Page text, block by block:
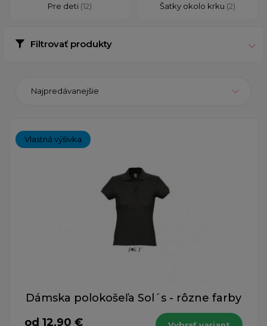
Pre deti (12) Šatky okolo krku (2)
Filtrovať produkty
Najpredávanejšie
Vlastná výšivka
Dámska polokošeľa Sol´s - rôzne farby
od 12,90 €